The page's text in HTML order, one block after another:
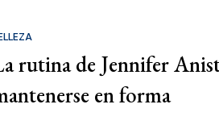
rutina de Jennifer
en forma